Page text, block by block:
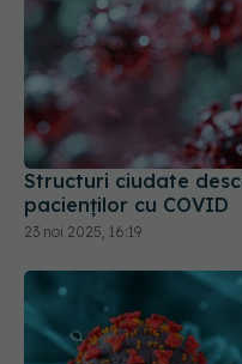
Structuri ciudate
pacienților cu COVID
23 noi 2025, 16:19